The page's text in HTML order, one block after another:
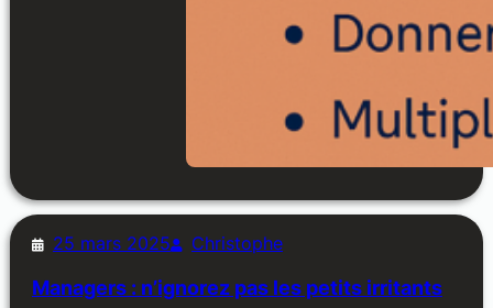
25 mars 2025 Christophe
Managers : n’ignorez pas les petits irritants